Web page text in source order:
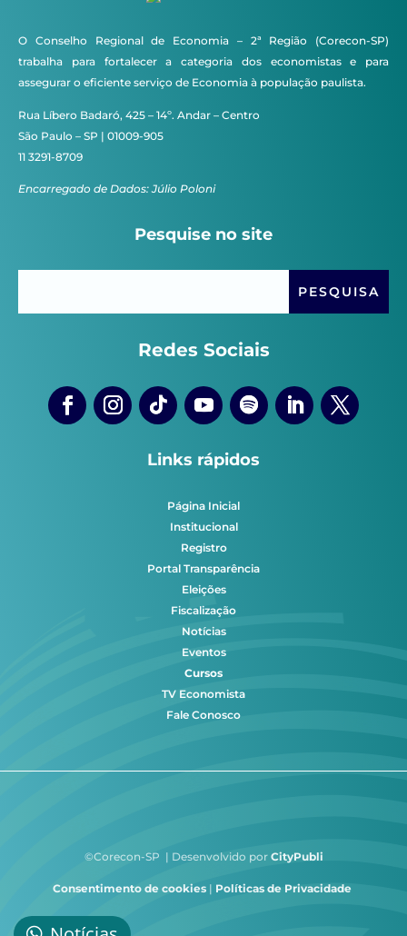
O Conselho Regional de Economia – 2ª Região (Corecon-SP)
trabalha para fortalecer a categoria dos economistas e para
assegurar o eficiente serviço de Economia à população paulista.
Rua Líbero Badaró, 425 – 14º. Andar – Centro
São Paulo – SP | 01009-905
11 3291-8709
Encarregado de Dados: Júlio Poloni
Pesquise no site
Redes Sociais
Links rápidos
Página Inicial
Institucional
Registro
Portal Transparência
Eleições
Fiscalização
Notícias
Eventos
Cursos
TV Economista
Fale Conosco
©Corecon-SP | Desenvolvido por CityPubli
Consentimento de cookies | Políticas de Privacidade